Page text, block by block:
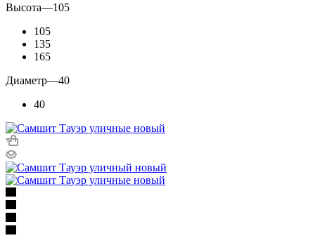
Высота—105
105
135
165
Диаметр—40
40